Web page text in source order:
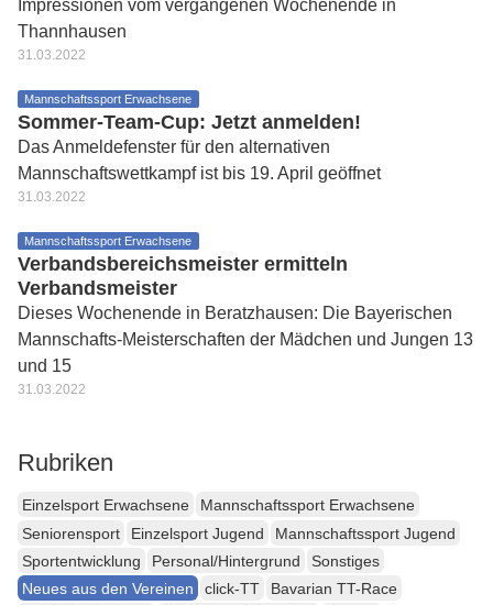
Impressionen vom vergangenen Wochenende in
Thannhausen
31.03.2022
Mannschaftssport Erwachsene
Sommer-Team-Cup: Jetzt anmelden!
Das Anmeldefenster für den alternativen
Mannschaftswettkampf ist bis 19. April geöffnet
31.03.2022
Mannschaftssport Erwachsene
Verbandsbereichsmeister ermitteln
Verbandsmeister
Dieses Wochenende in Beratzhausen: Die Bayerischen
Mannschafts-Meisterschaften der Mädchen und Jungen 13
und 15
31.03.2022
Rubriken
Einzelsport Erwachsene
Mannschaftssport Erwachsene
Seniorensport
Einzelsport Jugend
Mannschaftssport Jugend
Sportentwicklung
Personal/Hintergrund
Sonstiges
Neues aus den Vereinen
click-TT
Bavarian TT-Race